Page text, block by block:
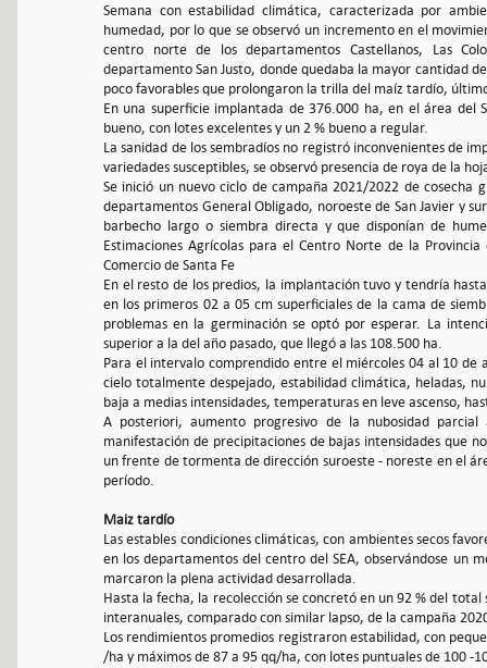
Semana con estabilidad climática, caracterizada por
humedad, por lo que se observó un incremento en el
centro norte de los departamentos Castellanos, Las
departamento San Justo, donde quedaba la mayor cantidad
poco favorables que prolongaron la trilla del maíz tardío,
En una superficie implantada de 376.000 ha, en el área
bueno, con lotes excelentes y un 2 % bueno a regular.
La sanidad de los sembradíos no registró inconvenientes de
variedades susceptibles, se observó presencia de roya de la
Se inició un nuevo ciclo de campaña 2021/2022 de cosecha
departamentos General Obligado, noroeste de San Javier y
barbecho largo o siembra directa y que disponían de
Estimaciones Agrícolas para el Centro Norte de la
Comercio de Santa Fe
En el resto de los predios, la implantación tuvo y tendría
en los primeros 02 a 05 cm superficiales de la cama de
problemas en la germinación se optó por esperar. La
superior a la del año pasado, que llegó a las 108.500 ha.
Para el intervalo comprendido entre el miércoles 04 al 10 de
cielo totalmente despejado, estabilidad climática, heladas,
baja a medias intensidades, temperaturas en leve ascenso,
A posteriori, aumento progresivo de la nubosidad
manifestación de precipitaciones de bajas intensidades que
un frente de tormenta de dirección suroeste - noreste en el
período.
Maiz tardío
Las estables condiciones climáticas, con ambientes secos
en los departamentos del centro del SEA, observándose un
marcaron la plena actividad desarrollada.
Hasta la fecha, la recolección se concretó en un 92 % del
interanuales, comparado con similar lapso, de la campaña
Los rendimientos promedios registraron estabilidad, con
/ha y máximos de 87 a 95 qq/ha, con lotes puntuales de 100 -